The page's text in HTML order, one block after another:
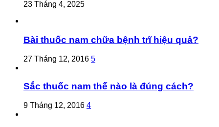
23 Tháng 4, 2025
Bài thuốc nam chữa bệnh trĩ hiệu quả?
27 Tháng 12, 2016 5
Sắc thuốc nam thế nào là đúng cách?
9 Tháng 12, 2016 4